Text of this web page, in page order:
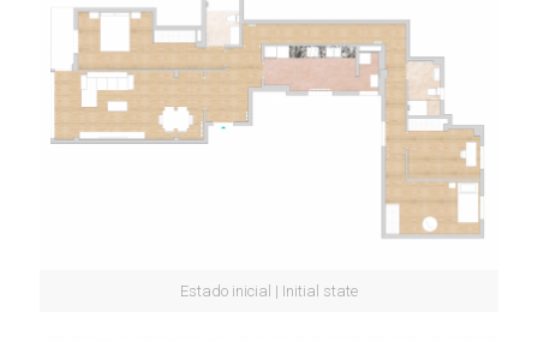
Estado inicial | Initial state